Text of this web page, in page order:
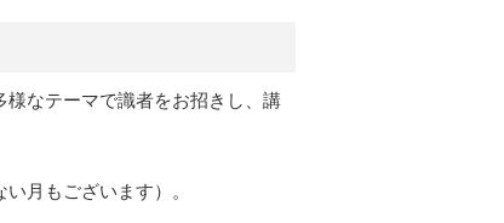
なテーマで識者をお招きし、講
月もございます）。